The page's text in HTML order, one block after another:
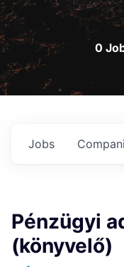
0
Jobs
Pénzügyi
(könyvelő)